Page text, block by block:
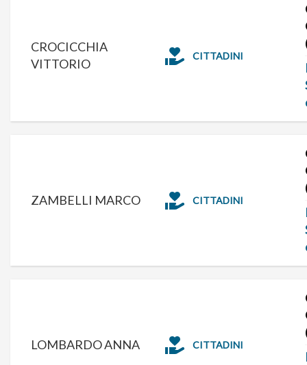
CROCICCHIA
VITTORIO
CITTADINI
ZAMBELLI MARCO CITTADINI
LOMBARDO ANNA CITTADINI